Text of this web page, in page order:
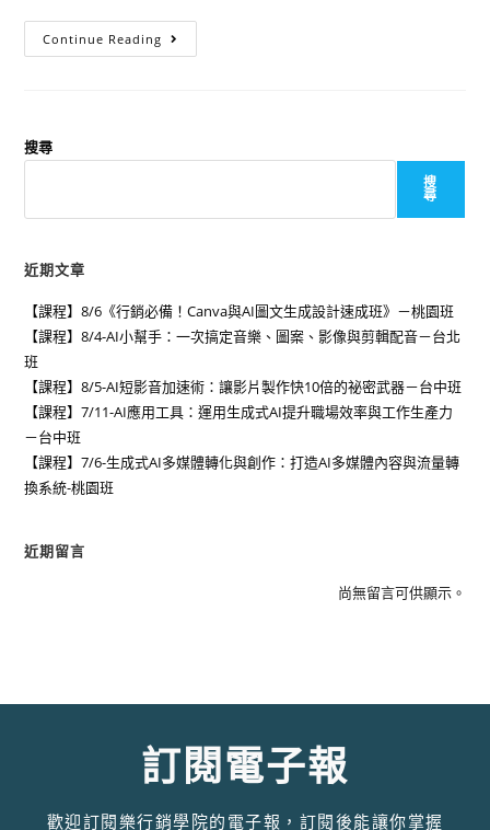
Continue Reading
搜尋
搜
尋
近期文章
【課程】8/6《行銷必備！Canva與AI圖文生成設計速成班》－桃園班
【課程】8/4-AI小幫手：一次搞定音樂、圖案、影像與剪輯配音－台北
班
【課程】8/5-AI短影音加速術：讓影片製作快10倍的祕密武器－台中班
【課程】7/11-AI應用工具：運用生成式AI提升職場效率與工作生產力
－台中班
【課程】7/6-生成式AI多媒體轉化與創作：打造AI多媒體內容與流量轉
換系統-桃園班
近期留言
尚無留言可供顯示。
訂閱電子報
歡迎訂閱樂行銷學院的電子報，訂閱後能讓你掌握